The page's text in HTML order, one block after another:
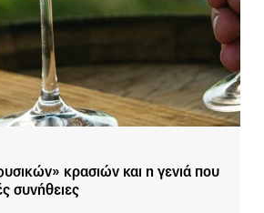
κρασιών και η γενιά που
συνήθειες